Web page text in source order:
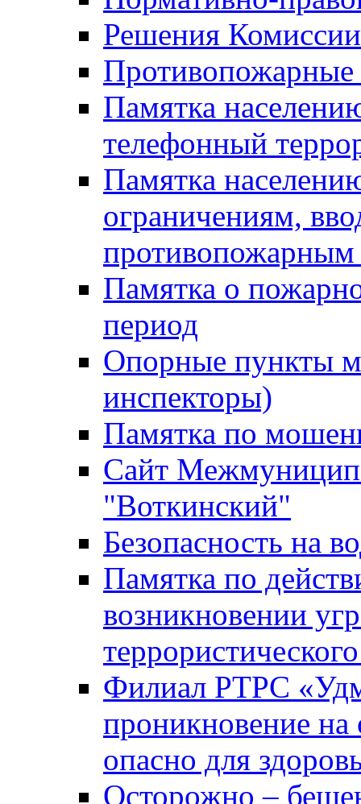
Решения
Противопожарные
Памятка
телефонный
Памятка
ограничениям,
Памятка о
период
Опорные пункты
инспекторы)
Памятка по
Сайт
"Воткинский"
Безопасность на
Памятка по
возникновении
Филиал РТРС
проникновение на
опасно для
Осторожно –